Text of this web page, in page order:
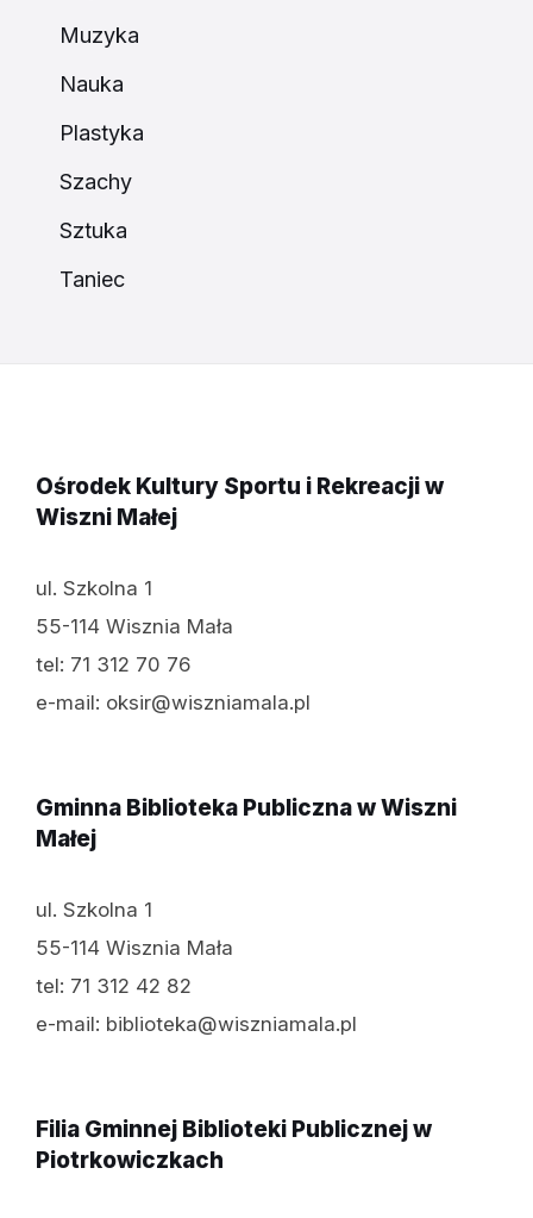
Muzyka
Nauka
Plastyka
Szachy
Sztuka
Taniec
Ośrodek Kultury Sportu i Rekreacji w
Wiszni Małej
ul. Szkolna 1
55-114 Wisznia Mała
tel: 71 312 70 76
e-mail: oksir@wiszniamala.pl
Gminna Biblioteka Publiczna w Wiszni
Małej
ul. Szkolna 1
55-114 Wisznia Mała
tel: 71 312 42 82
e-mail: biblioteka@wiszniamala.pl
Filia Gminnej Biblioteki Publicznej w
Piotrkowiczkach